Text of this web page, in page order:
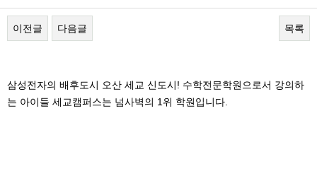
이전글 다음글 목록
삼성전자의 배후도시 오산 세교 신도시! 수학전문학원으로서 강의하
는 아이들 세교캠퍼스는 넘사벽의 1위 학원입니다.